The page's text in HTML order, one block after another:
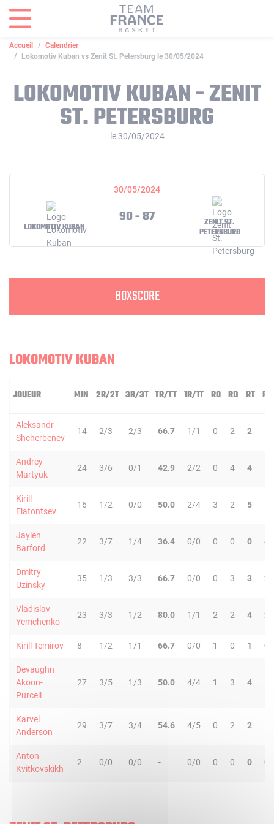
Accueil
Calendrier
Lokomotiv Kuban vs Zenit St. Petersburg le 30/05/2024
LOKOMOTIV KUBAN - ZENIT
ST. PETERSBURG
le 30/05/2024
30/05/2024
LOKOMOTIV KUBAN
90 - 87
ZENIT ST.
PETERSBURG
BOXSCORE
LOKOMOTIV KUBAN
JOUEUR MIN 2R/2T 3R/3T TR/TT 1R/1T RO RD RT PD
Aleksandr
Shcherbenev
14 2/3 2/3 66.7 1/1 0 2 2
Andrey
Martyuk
24 3/6 0/1 42.9 2/2 0 4 4
Kirill
Elatontsev
16 1/2 0/0 50.0 2/4 3 2 5
Jaylen
Barford
22 3/7 1/4 36.4 0/0 0 0 0 4
Dmitry
Uzinsky
35 1/3 3/3 66.7 0/0 0 3 3 2
Vladislav
Yemchenko
23 3/3 1/2 80.0 1/1 2 2 4 2
Kirill Temirov 8 1/2 1/1 66.7 0/0 1 0 1 0
Devaughn
Akoon-
Purcell
27 3/5 1/3 50.0 4/4 1 3 4
Karvel
Anderson
29 3/7 3/4 54.6 4/5 0 2 2
Anton
Kvitkovskikh
2 0/0 0/0 - 0/0 0 0 0 0
Panneau de gestion des cookies